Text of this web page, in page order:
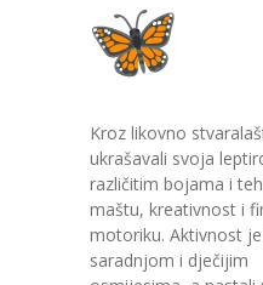
-- Edukacije za
-- Edukacije
Za roditelje
-- Jelovnik za djecu
-- Obrasci i zahtjevi
Kroz likovno
ukrašavali svoja
različitim bojama i
maštu, kreativnost i
motoriku. Aktivnost
saradnjom i dječijim